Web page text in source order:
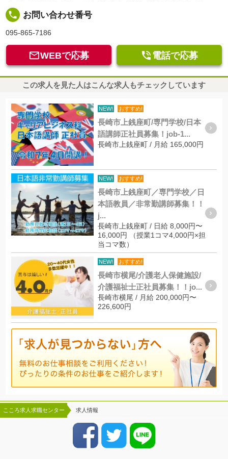
local_phone お問い合わせ番号
095-865-7186
WEBで応募  電話で応募
この求人を見た人はこんな求人もチェックしています
NEW! おすすめ!
長崎市上銭座町/専門学校/日本
語講師正社員募集！job-1...
長崎市上銭座町 / 月給 165,000円
NEW! おすすめ!
長崎市上銭座町／専門学校／日
本語教員／非常勤講師募集！！
j...
長崎市上銭座町 / 日給 8,000円〜
16,000円 （授業1コマ4,000円×担
当コマ数）
NEW! おすすめ!
長崎市横尾/介護老人保健施設/
介護福祉士正社員募集！！jo...
長崎市横尾 / 月給 200,000円〜
226,600円
こころ求人求職センター 求人情報